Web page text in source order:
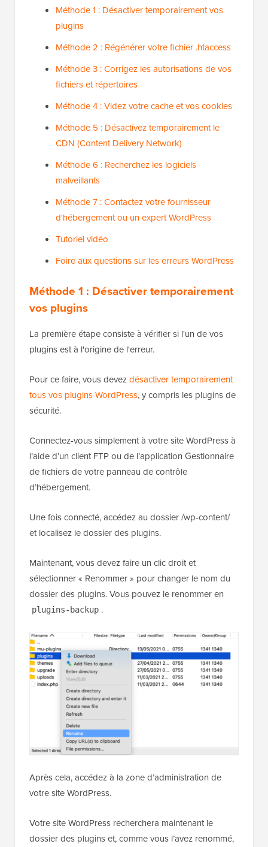
Méthode 1 : Désactiver temporairement vos
plugins
Méthode 2 : Régénérer votre fichier .htaccess
Méthode 3 : Corrigez les autorisations de vos
fichiers et répertoires
Méthode 4 : Videz votre cache et vos cookies
Méthode 5 : Désactivez temporairement le
CDN (Content Delivery Network)
Méthode 6 : Recherchez les logiciels
malveillants
Méthode 7 : Contactez votre fournisseur
d'hébergement ou un expert WordPress
Tutoriel vidéo
Foire aux questions sur les erreurs WordPress
Méthode 1 : Désactiver temporairement
vos plugins
La première étape consiste à vérifier si l'un de vos
plugins est à l'origine de l'erreur.
Pour ce faire, vous devezdésactiver temporairement
tous vos plugins WordPress, y compris les plugins de
sécurité.
Connectez-vous simplement à votre site WordPress à
l’aide d’un client FTP ou de l’application Gestionnaire
de fichiers de votre panneau de contrôle
d’hébergement.
Une fois connecté, accédez au dossier /wp-content/
et localisez le dossier des plugins.
Maintenant, vous devez faire un clic droit et
sélectionner « Renommer » pour changer le nom du
dossier des plugins. Vous pouvez le renommer en
plugins-backup .
Après cela, accédez à la zone d’administration de
votre site WordPress.
Votre site WordPress recherchera maintenant le
dossier des plugins et, comme vous l’avez renommé,